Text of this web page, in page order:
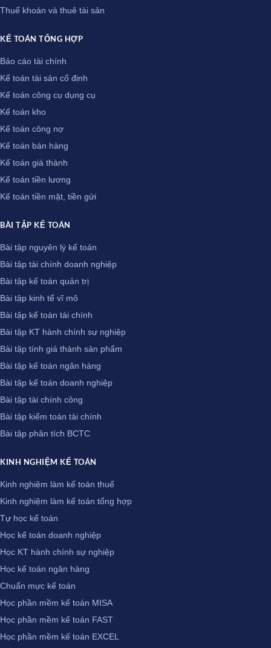
Thuế khoán và thuê tài sản
KẾ TOÁN TỔNG HỢP
Báo cáo tài chính
Kế toán tài sản cố định
Kế toán công cụ dụng cụ
Kế toán kho
Kế toán công nợ
Kế toán bán hàng
Kế toán giá thành
Kế toán tiền lương
Kế toán tiền mặt, tiền gửi
BÀI TẬP KẾ TOÁN
Bài tập nguyên lý kế toán
Bài tập tài chính doanh nghiệp
Bài tập kế toán quản trị
Bài tập kinh tế vĩ mô
Bài tập kế toán tài chính
Bài tập KT hành chính sự nghiệp
Bài tập tính giá thành sản phẩm
Bài tập kế toán ngân hàng
Bài tập kế toán doanh nghiệp
Bài tập tài chính công
Bài tập kiểm toán tài chính
Bài tập phân tích BCTC
KINH NGHIỆM KẾ TOÁN
Kinh nghiệm làm kế toán thuế
Kinh nghiệm làm kế toán tổng hợp
Tự học kế toán
Học kế toán doanh nghiệp
Học KT hành chính sự nghiệp
Học kế toán ngân hàng
Chuẩn mực kế toán
Học phần mềm kế toán MISA
Học phần mềm kế toán FAST
Học phần mềm kế toán EXCEL